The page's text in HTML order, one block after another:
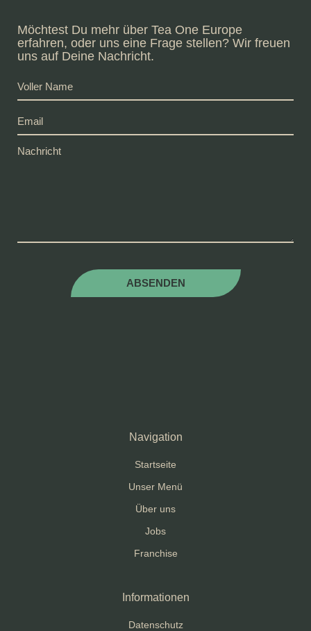
Möchtest Du mehr über Tea One Europe
erfahren, oder uns eine Frage stellen? Wir freuen
uns auf Deine Nachricht.
ABSENDEN
Navigation
Startseite
Unser Menü
Über uns
Jobs
Franchise
Informationen
Datenschutz